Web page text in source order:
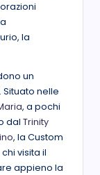
la
un
nelle
, a pochi
dal Trinity
, la Custom
visita il
appieno la